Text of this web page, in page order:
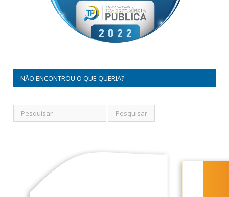
NÃO ENCONTROU O QUE QUERIA?